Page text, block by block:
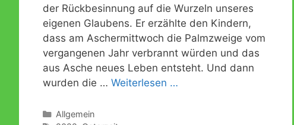
der Rückbesinnung auf die Wurzeln unseres
eigenen Glaubens. Er erzählte den Kindern,
dass am Aschermittwoch die Palmzweige vom
vergangenen Jahr verbrannt würden und das
aus Asche neues Leben entsteht. Und dann
wurden die … Weiterlesen …
Kategorien
Allgemein